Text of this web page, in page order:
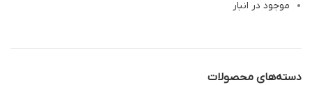
موجود در انبار
دسته‌های محصولات